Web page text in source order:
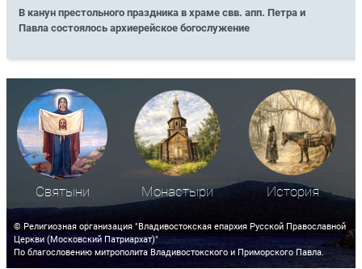
В канун престольного праздника в храме свв. апп. Петра и
Павла состоялось архиерейское богослужение
Святыни Монастыри История
© Религиозная организация "Владивостокская епархия Русской Православной
Церкви (Московский Патриархат)"
По благословению митрополита Владивостокского и Приморского Павла.